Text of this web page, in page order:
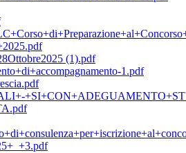
(1).pdf
1.pdf